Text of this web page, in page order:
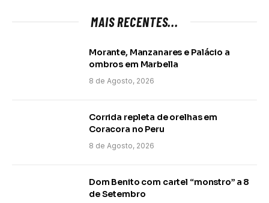
MAIS RECENTES...
Morante, Manzanares e Palácio a
ombros em Marbella
8 de Agosto, 2026
Corrida repleta de orelhas em
Coracora no Peru
8 de Agosto, 2026
Dom Benito com cartel “monstro” a 8
de Setembro